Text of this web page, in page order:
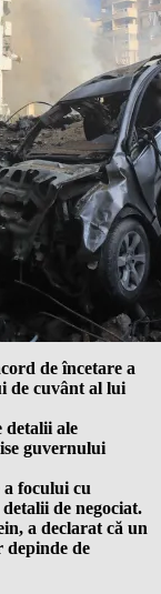
de încetare a
de cuvânt al lui
detalii ale
guvernului
focului cu
de negociat.
a declarat că un
depinde de